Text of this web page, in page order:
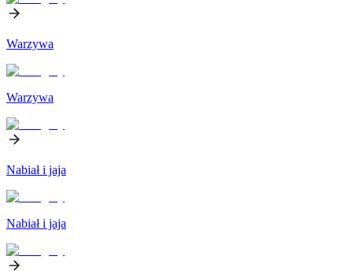
Warzywa
Warzywa
Nabiał i jaja
Nabiał i jaja